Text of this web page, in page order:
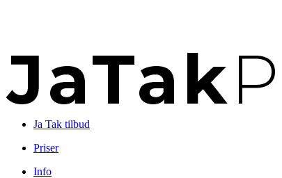
Ja Tak tilbud
Priser
Info